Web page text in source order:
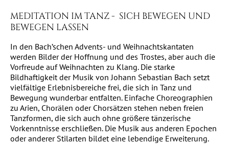
MEDITATION IM TANZ - SICH BEWEGEN UND
BEWEGEN LASSEN
In den Bach’schen Advents- und Weihnachtskantaten
werden Bilder der Hoffnung und des Trostes, aber auch die
Vorfreude auf Weihnachten zu Klang. Die starke
Bildhaftigkeit der Musik von Johann Sebastian Bach setzt
vielfältige Erlebnisbereiche frei, die sich in Tanz und
Bewegung wunderbar entfalten. Einfache Choreographien
zu Arien, Chorälen oder Chorsätzen stehen neben freien
Tanzformen, die sich auch ohne größere tänzerische
Vorkenntnisse erschließen. Die Musik aus anderen Epochen
oder anderer Stilarten bildet eine lebendige Erweiterung.